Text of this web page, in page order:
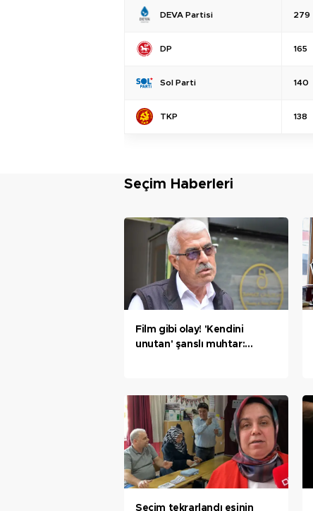
DEVA Partisi 279
DP 165
Sol Parti 140
TKP 138
Seçim Haberleri
Film gibi olay! 'Kendini
unutan' şanslı muhtar:
Seçim tekrarlandı eşinin